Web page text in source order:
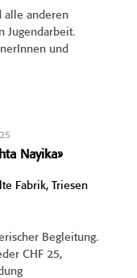
alle anderen
Jugendarbeit.
und
Nayika»
Fabrik, Triesen
Begleitung.
CHF 25,